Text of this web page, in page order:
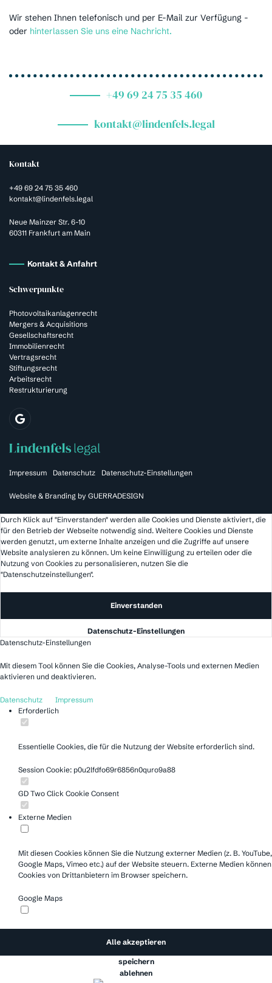
Wir stehen Ihnen telefonisch und per E-Mail zur Verfügung -
oder hinterlassen Sie uns eine Nachricht.
+49 69 24 75 35 460
kontakt@lindenfels.legal
Kontakt
+49 69 24 75 35 460
kontakt@lindenfels.legal
Neue Mainzer Str. 6-10
60311 Frankfurt am Main
Kontakt & Anfahrt
Schwerpunkte
Photovoltaikanlagenrecht
Mergers & Acquisitions
Gesellschaftsrecht
Immobilienrecht
Vertragsrecht
Stiftungsrecht
Arbeitsrecht
Restrukturierung
Impressum Datenschutz Datenschutz-Einstellungen
Website & Branding by GUERRADESIGN
Durch Klick auf "Einverstanden" werden alle Cookies und Dienste aktiviert, die
für den Betrieb der Webseite notwendig sind. Weitere Cookies und Dienste
werden genutzt, um externe Inhalte anzeigen und die Zugriffe auf unsere
Website analysieren zu können. Um keine Einwilligung zu erteilen oder die
Nutzung von Cookies zu personalisieren, nutzen Sie die
"Datenschutzeinstellungen".
Einverstanden
Datenschutz-Einstellungen
Datenschutz-Einstellungen
Mit diesem Tool können Sie die Cookies, Analyse-Tools und externen Medien
aktivieren und deaktivieren.
Datenschutz
Impressum
Erforderlich
Essentielle Cookies, die für die Nutzung der Website erforderlich sind.
Session Cookie: p0u2lfdfo69r6856n0quro9a88
GD Two Click Cookie Consent
Externe Medien
Mit diesen Cookies können Sie die Nutzung externer Medien (z. B. YouTube,
Google Maps, Vimeo etc.) auf der Website steuern. Externe Medien können
Cookies von Drittanbietern im Browser speichern.
Google Maps
Alle akzeptieren
speichern
ablehnen